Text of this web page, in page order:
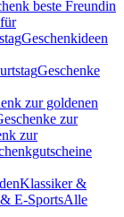
beste Freundin
Geschenkideen
Geschenke
zur goldenen
zur
zur
Klassiker &
E-SportsAlle